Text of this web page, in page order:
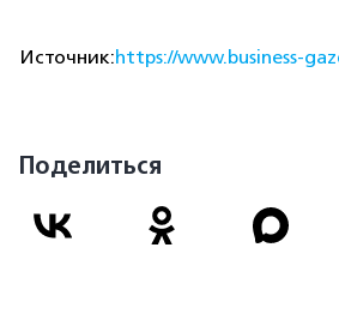
Источник:https://www.business-
Поделиться